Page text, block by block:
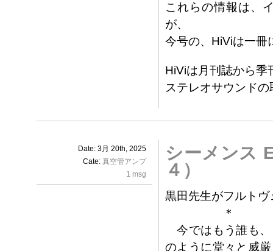
これらの情報は、
が、
今号の、HiViは一冊
HiViは月刊誌から季
ステレオサウンド
Date: 3月 20th, 2025
Cate: 真空管アンプ
1 msg
シーメンス
４）
黒田先生がフルト
＊
今ではもう誰も、
のように堂々と威